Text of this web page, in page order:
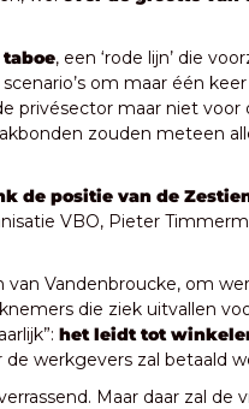
, een ‘rode lijn’ die
om maar één
privésector maar niet
zouden meteen
de positie van de
VBO, Pieter
Vandenbroucke, om
die ziek uitvallen
het leidt tot
de werkgevers zal betaald
Maar daar zal de